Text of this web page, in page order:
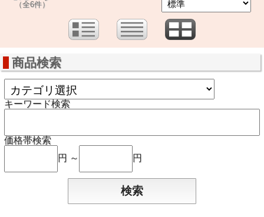
（全6件）
商品検索
キーワード検索
価格帯検索
円 ～
円